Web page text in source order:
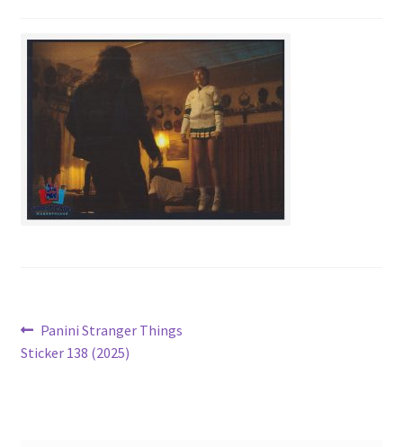
Navigation
de
Article
précédent :
Panini Stranger Things
Sticker 138 (2025)